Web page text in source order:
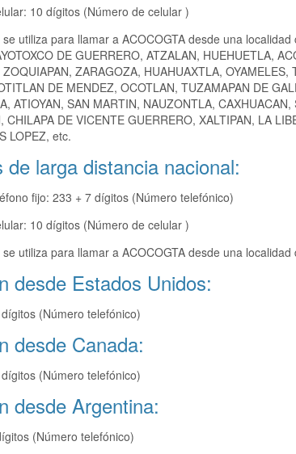
10 dígitos (Número de celular )
utiliza para llamar a ACOCOGTA desde una localidad
DE GUERRERO, ATZALAN, HUEHUETLA,
ZOQUIAPAN, ZARAGOZA, HUAHUAXTLA,
DE MENDEZ, OCOTLAN, TUZAMAPAN DE
ATIOYAN, SAN MARTIN, NAUZONTLA,
CHILAPA DE VICENTE GUERRERO, XALTIPAN, LA
LOPEZ, etc.
de larga distancia nacional:
fijo: 233 + 7 dígitos (Número telefónico)
10 dígitos (Número de celular )
utiliza para llamar a ACOCOGTA desde una
desde Estados Unidos:
(Número telefónico)
desde Canada:
(Número telefónico)
desde Argentina:
(Número telefónico)